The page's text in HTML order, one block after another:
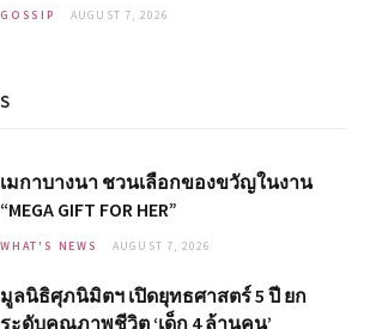
GOSSIP AUGUST 7, 2026
เมกาบางนา ชวนเลือกของขวัญในงาน
“MEGA GIFT FOR HER”
WHAT'S NEWS AUGUST 7, 2026
มูลนิธิศุภนิมิตฯ เปิดยุทธศาสตร์ 5 ปี ยก
ระดับคุณภาพชีวิต ‘เด็ก 4 ล้านคน’